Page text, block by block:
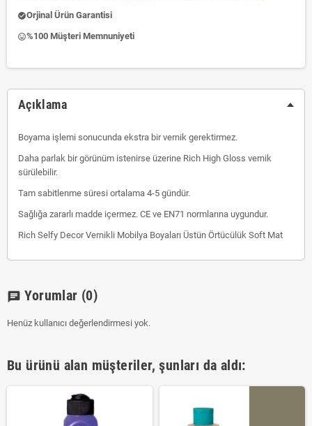
check_circleOrjinal Ürün Garantisi
insert_emoticon%100 Müşteri Memnuniyeti
Açıklama
Boyama işlemi sonucunda ekstra bir vernik gerektirmez.
Daha parlak bir görünüm istenirse üzerine Rich High Gloss vernik
sürülebilir.
Tam sabitlenme süresi ortalama 4-5 gündür.
Sağlığa zararlı madde içermez. CE ve EN71 normlarına uygundur.
Rich Selfy Decor Vernikli Mobilya Boyaları Üstün Örtücülük Soft Mat
chat Yorumlar (0)
Henüz kullanıcı değerlendirmesi yok.
Bu ürünü alan müşteriler, şunları da aldı: